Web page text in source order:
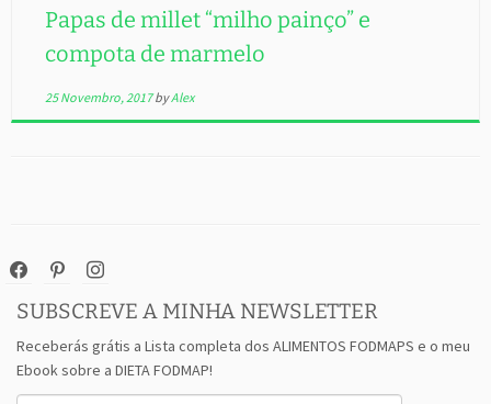
Papas de millet “milho painço” e
compota de marmelo
25 Novembro, 2017byAlex
facebookpinterestinstagram
SUBSCREVE A MINHA NEWSLETTER
Receberás grátis a Lista completa dos ALIMENTOS FODMAPS e o meu
Ebook sobre a DIETA FODMAP!